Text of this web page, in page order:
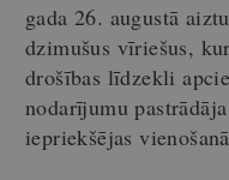
gada 26. augustā
dzimušus vīriešus,
drošības līdzekli
nodarījumu
iepriekšējas